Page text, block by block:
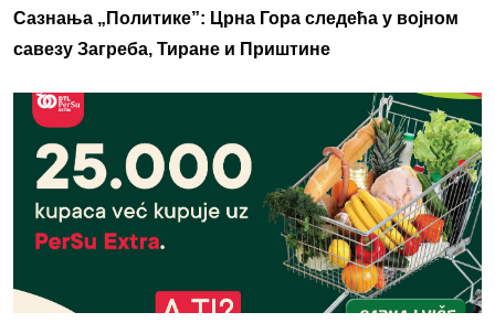
Сазнања „Политике”: Црна Гора следећа у војном
савезу Загреба, Тиране и Приштине